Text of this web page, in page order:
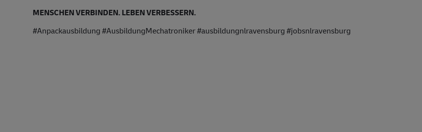
MENSCHEN VERBINDEN. LEBEN VERBESSERN.
#Anpackausbildung #AusbildungMechatroniker #ausbildungnlravensburg #jobsnlravensburg